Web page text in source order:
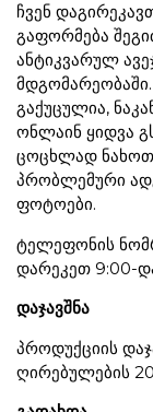
ჩვენ
გაფორმება
ანტიკვარულ
გაქუცულია,
ონლაინ ყიდვა
ცოცხლად
პრობლემური
ფოტოები.
ტელეფონის
დარეკეთ 9:00-
დაჯავშნა
პროდუქციის
ღირებულების